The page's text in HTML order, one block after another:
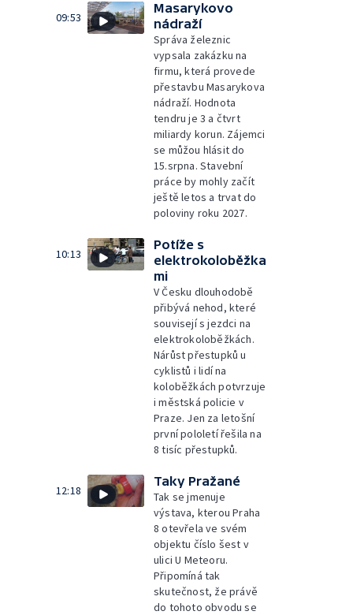
09:53
Masarykovo
nádraží
Správa železnic
vypsala zakázku na
firmu, která provede
přestavbu Masarykova
nádraží. Hodnota
tendru je 3 a čtvrt
miliardy korun. Zájemci
se můžou hlásit do
15.srpna. Stavební
práce by mohly začít
ještě letos a trvat do
poloviny roku 2027.
10:13
Potíže s
elektrokoloběžka
mi
V Česku dlouhodobě
přibývá nehod, které
souvisejí s jezdci na
elektrokoloběžkách.
Nárůst přestupků u
cyklistů i lidí na
koloběžkách potvrzuje
i městská policie v
Praze. Jen za letošní
první pololetí řešila na
8 tisíc přestupků.
12:18
Taky Pražané
Tak se jmenuje
výstava, kterou Praha
8 otevřela ve svém
objektu číslo šest v
ulici U Meteoru.
Připomíná tak
skutečnost, že právě
do tohoto obvodu se